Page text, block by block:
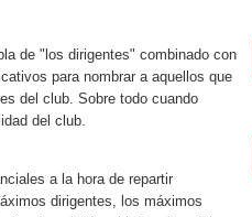
de "los dirigentes" combinado con
para nombrar a aquellos que
del club. Sobre todo cuando
del club.
a la hora de repartir
dirigentes, los máximos